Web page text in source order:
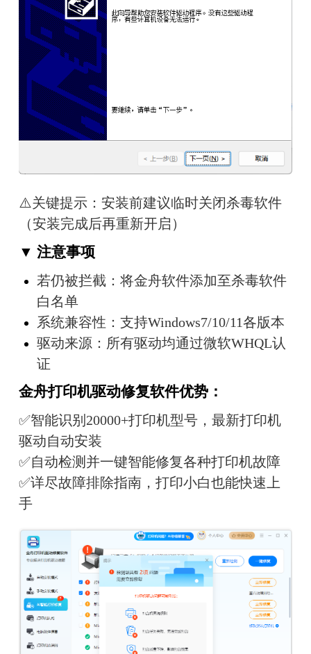
⚠️关键提示：安装前建议临时关闭杀毒软件
（安装完成后再重新开启）
▼ 注意事项
若仍被拦截：将金舟软件添加至杀毒软件
白名单
系统兼容性：支持Windows7/10/11各版本
驱动来源：所有驱动均通过微软WHQL认
证
金舟打印机驱动修复软件优势：
✅智能识别20000+打印机型号，最新打印机
驱动自动安装
✅自动检测并一键智能修复各种打印机故障
✅详尽故障排除指南，打印小白也能快速上
手